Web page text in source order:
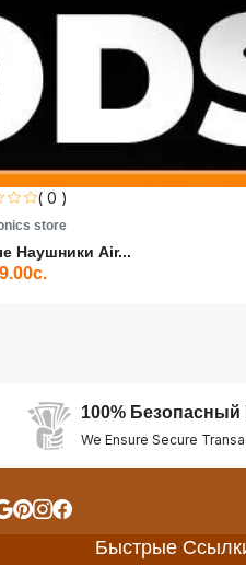
( 0 )
store
Наушники Air...
100% Безопасный
We Ensure Secure
Быстрые